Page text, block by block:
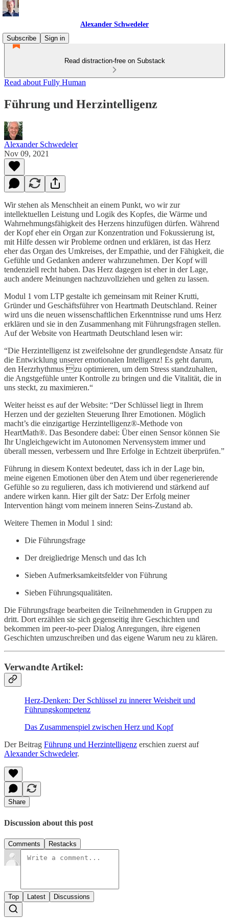
Alexander Schwedeler
Subscribe
Sign in
Read distraction-free on Substack
Read about Fully Human
Führung und Herzintelligenz
Alexander Schwedeler
Nov 09, 2021
Wir stehen als Menschheit an einem Punkt, wo wir zur
intellektuellen Leistung und Logik des Kopfes, die Wärme und
Wahrnehmungsfähigkeit des Herzens hinzufügen dürfen. Während
der Kopf eher ein Organ zur Konzentration und Fokussierung ist,
mit Hilfe dessen wir Probleme ordnen und erklären, ist das Herz
eher das Organ des Umkreises, der Empathie, und der Fähigkeit, die
Gefühle und Gedanken anderer wahrzunehmen. Der Kopf will
tendenziell recht haben. Das Herz dagegen ist eher in der Lage,
auch andere Meinungen nachzuvollziehen und gelten zu lassen.
Modul 1 vom LTP gestalte ich gemeinsam mit Reiner Krutti,
Gründer und Geschäftsführer von Heartmath Deutschland. Reiner
wird uns die neuen wissenschaftlichen Erkenntnisse rund ums Herz
erklären und sie in den Zusammenhang mit Führungsfragen stellen.
Auf der Website von Heartmath Deutschland lesen wir:
“Die Herzintelligenz ist zweifelsohne der grundlegendste Ansatz für
die Entwicklung unserer emotionalen Intelligenz! Es geht darum,
den Herzrhythmus zu optimieren, um dem Stress standzuhalten,
die Angstgefühle unter Kontrolle zu bringen und die Vitalität, die in
uns steckt, zu maximieren.“
Weiter heisst es auf der Website: “Der Schlüssel liegt in Ihrem
Herzen und der gezielten Steuerung Ihrer Emotionen. Möglich
macht’s die einzigartige Herzintelligenz®-Methode von
HeartMath®. Das Besondere dabei: Über einen Sensor können Sie
Ihr Ungleichgewicht im Autonomen Nervensystem immer und
überall messen, verbessern und Ihre Erfolge in Echtzeit überprüfen.”
Führung in diesem Kontext bedeutet, dass ich in der Lage bin,
meine eigenen Emotionen über den Atem und über regenerierende
Gefühle so zu regulieren, dass ich motivierend und stärkend auf
andere wirken kann. Hier gilt der Satz: Der Erfolg meiner
Intervention hängt vom meinem inneren Seins-Zustand ab.
Weitere Themen in Modul 1 sind:
Die Führungsfrage
Der dreigliedrige Mensch und das Ich
Sieben Aufmerksamkeitsfelder von Führung
Sieben Führungsqualitäten.
Die Führungsfrage bearbeiten die Teilnehmenden in Gruppen zu
dritt. Dort erzählen sie sich gegenseitig ihre Geschichten und
bekommen im peer-to-peer Dialog Anregungen, ihre eigenen
Geschichten umzuschreiben und das eigene Warum neu zu klären.
Verwandte Artikel:
Herz-Denken: Der Schlüssel zu innerer Weisheit und
Führungskompetenz
Das Zusammenspiel zwischen Herz und Kopf
Der Beitrag Führung und Herzintelligenz erschien zuerst auf
Alexander Schwedeler.
Share
Discussion about this post
Comments Restacks
Top Latest Discussions